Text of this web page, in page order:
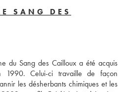
SANG DES
du Sang des Cailloux a été acquis
1990. Celui-ci travaille de façon
les désherbants chimiques et les